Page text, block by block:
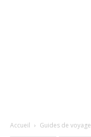
Accueil Guides de voyage